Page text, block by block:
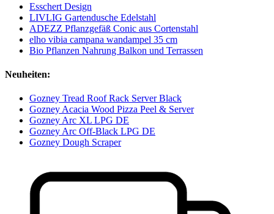
Esschert Design
LIVLIG Gartendusche Edelstahl
ADEZZ Pflanzgefäß Conic aus Cortenstahl
elho vibia campana wandampel 35 cm
Bio Pflanzen Nahrung Balkon und Terrassen
Neuheiten:
Gozney Tread Roof Rack Server Black
Gozney Acacia Wood Pizza Peel & Server
Gozney Arc XL LPG DE
Gozney Arc Off-Black LPG DE
Gozney Dough Scraper